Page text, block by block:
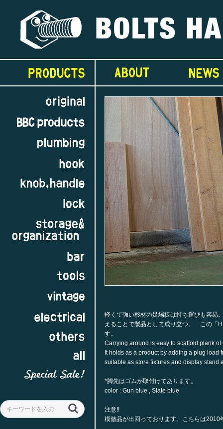
左:Slateblue 右:Gunblue
軽くて強い杉材の足場板は持ち運びも容易
えることで製品として成り立つ。 この「
す。
Carrying around is easy to scaffold plank
It holds as a product by adding a plug load
suitable as store fixtures and display stand
*脚先はゴムが取付けてあります。
color : Gun blue , Slate blue
注意!!
模倣品が出回っております。こちらは